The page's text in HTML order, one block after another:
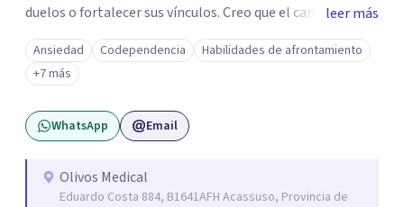
duelos o fortalecer sus vínculos. Creo que el camino hacia
una vida más auténtica comienza cuando nos animamos
a mirar hacia adentro y a reconocer las raíces de lo que
sentimos.
leer más
Ansiedad Codependencia
Habilidades de afrontamiento
+7 más
WhatsApp Email
Olivos Medical
Eduardo Costa 884, B1641AFH Acassuso, Provincia de